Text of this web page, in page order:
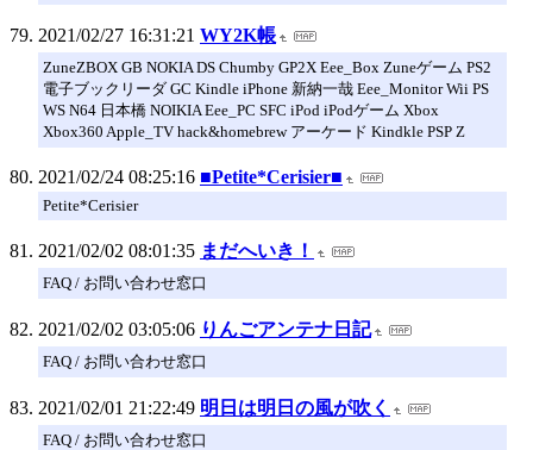
2021/02/27 16:31:21 WY2K帳
ZuneZBOX GB NOKIA DS Chumby GP2X Eee_Box Zuneゲーム PS2
電子ブックリーダ GC Kindle iPhone 新納一哉 Eee_Monitor Wii PS
WS N64 日本橋 NOIKIA Eee_PC SFC iPod iPodゲーム Xbox
Xbox360 Apple_TV hack&homebrew アーケード Kindkle PSP Z
2021/02/24 08:25:16 ■Petite*Cerisier■
Petite*Cerisier
2021/02/02 08:01:35 まだへいき！
FAQ / お問い合わせ窓口
2021/02/02 03:05:06 りんごアンテナ日記
FAQ / お問い合わせ窓口
2021/02/01 21:22:49 明日は明日の風が吹く
FAQ / お問い合わせ窓口